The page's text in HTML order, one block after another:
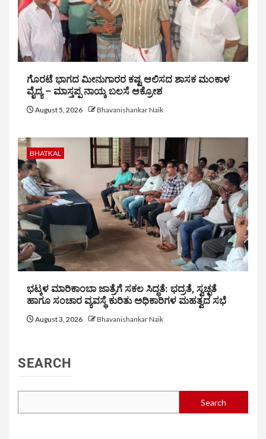
ಗೊರಟೆ ಭಾಗದ ಮೀನುಗಾರರ ಕಷ್ಟ ಆಲಿಸದ ಶಾಸಕ ಮಂಕಾಳ
ವೈದ್ಯ – ಮಾಸ್ತಪ್ಪ ನಾಯ್ಕ ಬಲಸೆ ಆಕ್ರೋಶ
August 5, 2026 Bhavanishankar Naik
BHATKAL
ಭಟ್ಕಳ ಮಾರಿಕಾಂಬಾ ಜಾತ್ರೆಗೆ ಸಕಲ ಸಿದ್ಧತೆ: ಭದ್ರತೆ, ಸ್ವಚ್ಛತೆ
ಹಾಗೂ ಸಂಚಾರ ವ್ಯವಸ್ಥೆ ಕುರಿತು ಅಧಿಕಾರಿಗಳ ಮಹತ್ವದ ಸಭೆ
August 3, 2026 Bhavanishankar Naik
SEARCH
Search